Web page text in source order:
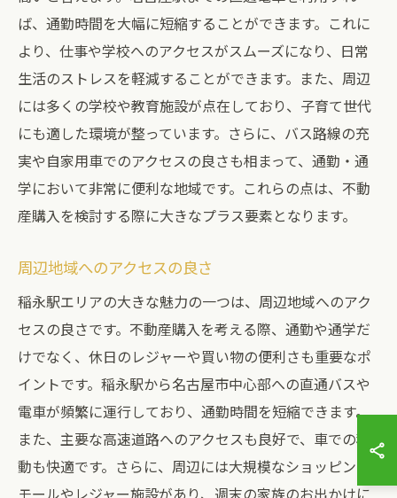
ば、通勤時間を大幅に短縮することができます。これに
より、仕事や学校へのアクセスがスムーズになり、日常
生活のストレスを軽減することができます。また、周辺
には多くの学校や教育施設が点在しており、子育て世代
にも適した環境が整っています。さらに、バス路線の充
実や自家用車でのアクセスの良さも相まって、通勤・通
学において非常に便利な地域です。これらの点は、不動
産購入を検討する際に大きなプラス要素となります。
周辺地域へのアクセスの良さ
稲永駅エリアの大きな魅力の一つは、周辺地域へのアク
セスの良さです。不動産購入を考える際、通勤や通学だ
けでなく、休日のレジャーや買い物の便利さも重要なポ
イントです。稲永駅から名古屋市中心部への直通バスや
電車が頻繁に運行しており、通勤時間を短縮できます。
また、主要な高速道路へのアクセスも良好で、車での移
動も快適です。さらに、周辺には大規模なショッピング
モールやレジャー施設があり、週末の家族のお出かけに